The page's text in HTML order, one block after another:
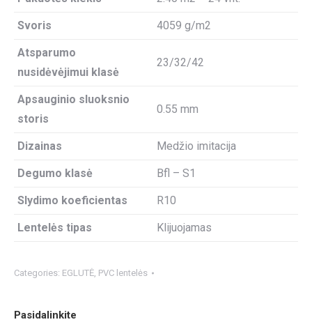
Svoris 4059 g/m2
Atsparumo
nusidėvėjimui klasė
23/32/42
Apsauginio sluoksnio
storis
0.55 mm
Dizainas Medžio imitacija
Degumo klasė Bfl – S1
Slydimo koeficientas R10
Lentelės tipas Klijuojamas
Categories: EGLUTĖ, PVC lentelės
Pasidalinkite